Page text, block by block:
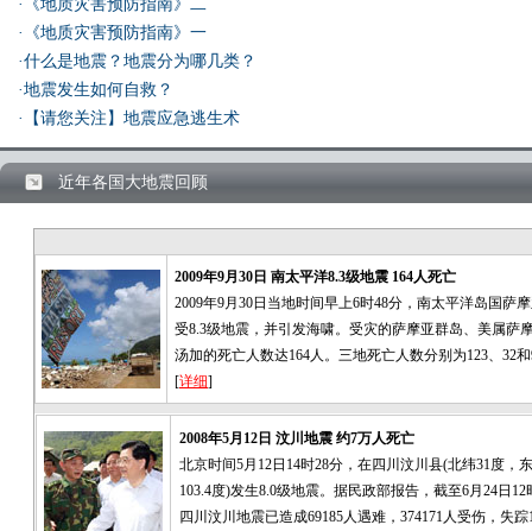
·《地质灾害预防指南》二
·《地质灾害预防指南》一
·什么是地震？地震分为哪几类？
·地震发生如何自救？
·【请您关注】地震应急逃生术
近年各国大地震回顾
2009年9月30日 南太平洋8.3级地震 164人死亡
2009年9月30日当地时间早上6时48分，南太平洋岛国萨
受8.3级地震，并引发海啸。受灾的萨摩亚群岛、美属萨
汤加的死亡人数达164人。三地死亡人数分别为123、32
[详细]
2008年5月12日 汶川地震 约7万人死亡
北京时间5月12日14时28分，在四川汶川县(北纬31度，
103.4度)发生8.0级地震。据民政部报告，截至6月24日12
四川汶川地震已造成69185人遇难，374171人受伤，失踪